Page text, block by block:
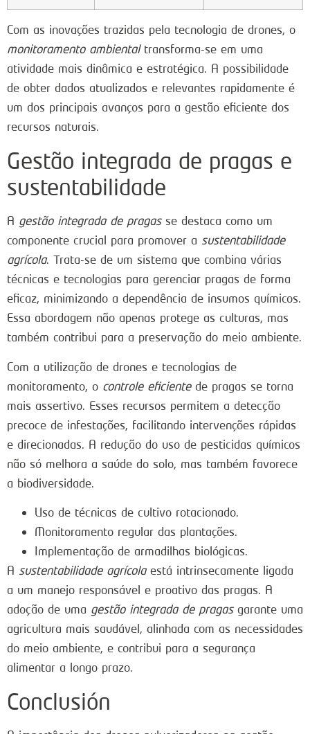
Com as inovações trazidas pela tecnologia de drones, o
monitoramento ambientaltransforma-se em uma
atividade mais dinâmica e estratégica. A possibilidade
de obter dados atualizados e relevantes rapidamente é
um dos principais avanços para a gestão eficiente dos
recursos naturais.
Gestão integrada de pragas e
sustentabilidade
A gestão integrada de pragasse destaca como um
componente crucial para promover a sustentabilidade
agrícola. Trata-se de um sistema que combina várias
técnicas e tecnologias para gerenciar pragas de forma
eficaz, minimizando a dependência de insumos químicos.
Essa abordagem não apenas protege as culturas, mas
também contribui para a preservação do meio ambiente.
Com a utilização de drones e tecnologias de
monitoramento, o controle eficientede pragas se torna
mais assertivo. Esses recursos permitem a detecção
precoce de infestações, facilitando intervenções rápidas
e direcionadas. A redução do uso de pesticidas químicos
não só melhora a saúde do solo, mas também favorece
a biodiversidade.
Uso de técnicas de cultivo rotacionado.
Monitoramento regular das plantações.
Implementação de armadilhas biológicas.
A sustentabilidade agrícolaestá intrinsecamente ligada
a um manejo responsável e proativo das pragas. A
adoção de uma gestão integrada de pragasgarante uma
agricultura mais saudável, alinhada com as necessidades
do meio ambiente, e contribui para a segurança
alimentar a longo prazo.
Conclusión